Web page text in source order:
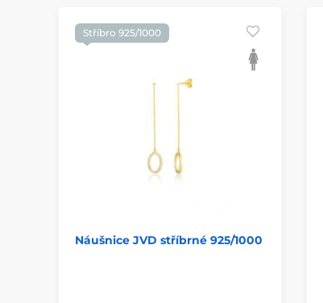
Stříbro 925/1000
Náušnice JVD stříbrné 925/1000